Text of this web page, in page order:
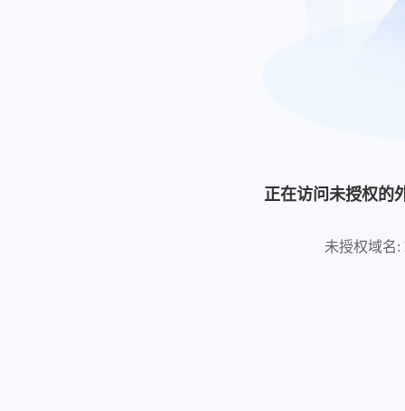
正在访问未授权的
未授权域名: